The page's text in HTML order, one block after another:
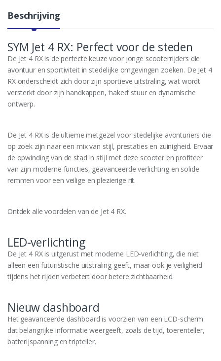
Beschrijving
SYM Jet 4 RX: Perfect voor de steden
De Jet 4 RX is de perfecte keuze voor jonge scooterrijders die
avontuur en sportiviteit in stedelijke omgevingen zoeken. De Jet 4
RX onderscheidt zich door zijn sportieve uitstraling, wat wordt
versterkt door zijn handkappen, ‘naked’ stuur en dynamische
ontwerp.
De Jet 4 RX is de ultieme metgezel voor stedelijke avonturiers die
op zoek zijn naar een mix van stijl, prestaties en zuinigheid. Ervaar
de opwinding van de stad in stijl met deze scooter en profiteer
van zijn moderne functies, geavanceerde verlichting en solide
remmen voor een veilige en plezierige rit.
Ontdek alle voordelen van de Jet 4 RX.
LED-verlichting
De Jet 4 RX is uitgerust met moderne LED-verlichting, die niet
alleen een futuristische uitstraling geeft, maar ook je veiligheid
tijdens het rijden verbetert door betere zichtbaarheid.
Nieuw dashboard
Het geavanceerde dashboard is voorzien van een LCD-scherm
dat belangrijke informatie weergeeft, zoals de tijd, toerenteller,
batterijspanning en tripteller.